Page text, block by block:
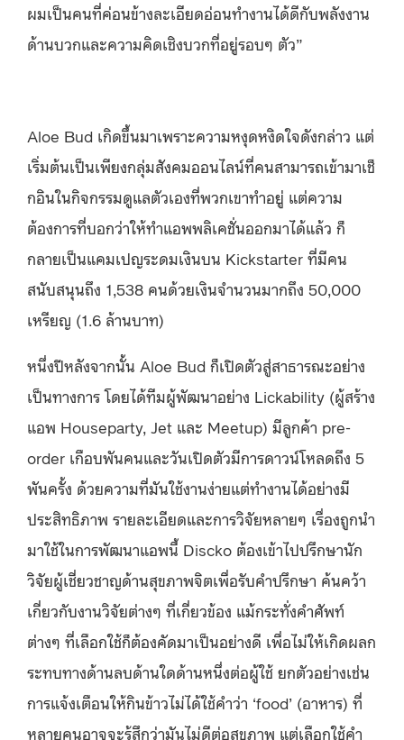
ผมเป็นคนที่ค่อนข้างละเอียดอ่อนทำงานได้ดีกับพลังงาน
ด้านบวกและความคิดเชิงบวกที่อยู่รอบๆ ตัว”
Aloe Bud เกิดขึ้นมาเพราะความหงุดหงิดใจดังกล่าว แต่
เริ่มต้นเป็นเพียงกลุ่มสังคมออนไลน์ที่คนสามารถเข้ามาเช็
กอินในกิจกรรมดูแลตัวเองที่พวกเขาทำอยู่ แต่ความ
ต้องการที่บอกว่าให้ทำแอพพลิเคชั่นออกมาได้แล้ว ก็
กลายเป็นแคมเปญระดมเงินบน Kickstarter ที่มีคน
สนับสนุนถึง 1,538 คนด้วยเงินจำนวนมากถึง 50,000
เหรียญ ​ (1.6 ล้านบาท)
หนึ่งปีหลังจากนั้น Aloe Bud ก็เปิดตัวสู่สาธารณะอย่าง
เป็นทางการ โดยได้ทีมผู้พัฒนาอย่าง Lickability (ผู้สร้าง
แอพ Houseparty, Jet และ Meetup) มีลูกค้า pre-
order เกือบพันคนและวันเปิดตัวมีการดาวน์โหลดถึง 5
พันครั้ง ด้วยความที่มันใช้งานง่ายแต่ทำงานได้อย่างมี
ประสิทธิภาพ รายละเอียดและการวิจัยหลายๆ เรื่องถูกนำ
มาใช้ในการพัฒนาแอพนี้ Discko ต้องเข้าไปปรึกษานัก
วิจัยผู้เชี่ยวชาญด้านสุขภาพจิตเพื่อรับคำปรึกษา ค้นคว้า
เกี่ยวกับงานวิจัยต่างๆ ที่เกี่ยวข้อง แม้กระทั่งคำศัพท์
ต่างๆ ที่เลือกใช้ก็ต้องคัดมาเป็นอย่างดี เพื่อไม่ให้เกิดผลก
ระทบทางด้านลบด้านใดด้านหนึ่งต่อผู้ใช้ ยกตัวอย่างเช่น
การแจ้งเตือนให้กินข้าวไม่ได้ใช้คำว่า ‘food’ (อาหาร) ที่
หลายคนอาจจะรู้สึกว่ามันไม่ดีต่อสุขภาพ แต่เลือกใช้คำ